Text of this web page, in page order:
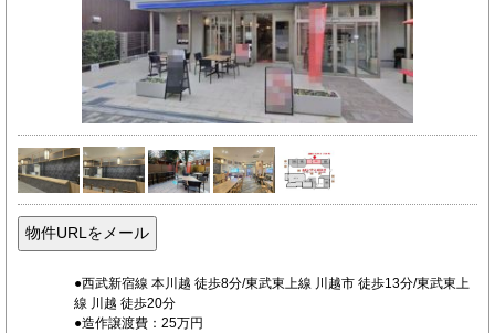
●西武新宿線 本川越 徒歩8分/東武東上線 川越市 徒歩13分/東武東上
線 川越 徒歩20分
●造作譲渡費：25万円